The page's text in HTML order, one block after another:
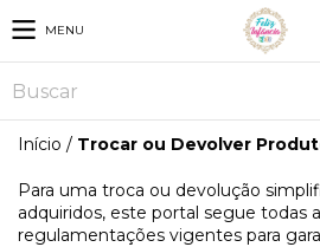
MENU
Início / Trocar ou Devolver
Para uma troca ou devolução
adquiridos, este portal segue todas
regulamentações vigentes para